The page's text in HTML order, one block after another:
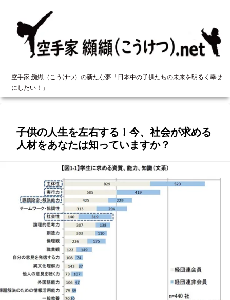
空手家 纐纈（こうけつ）の新たな夢「日本中の子供たちの未来を明るく幸せ
にしたい！」
子供の人生を左右する！今、社会が求める
人材をあなたは知っていますか？